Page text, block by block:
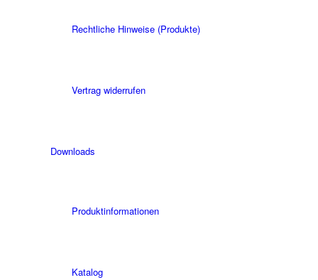
Rechtliche Hinweise (Produkte)
Vertrag widerrufen
Downloads
Produktinformationen
Katalog